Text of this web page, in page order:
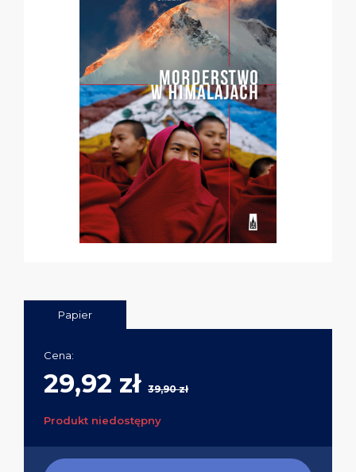
Papier
Cena:
29,92 zł 39,90 zł
Produkt niedostępny